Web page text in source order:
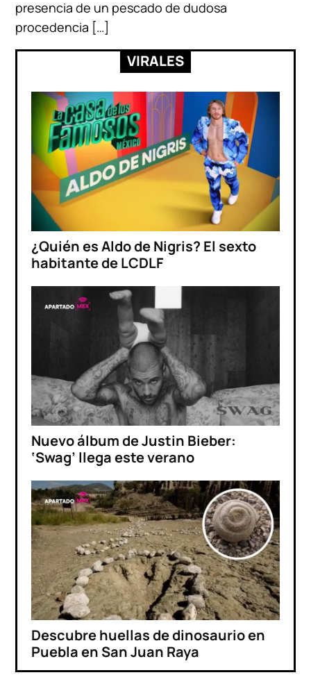
presencia de un pescado de dudosa
procedencia […]
VIRALES
¿Quién es Aldo de Nigris? El sexto
habitante de LCDLF
Nuevo álbum de Justin Bieber:
‘Swag’ llega este verano
Descubre huellas de dinosaurio en
Puebla en San Juan Raya